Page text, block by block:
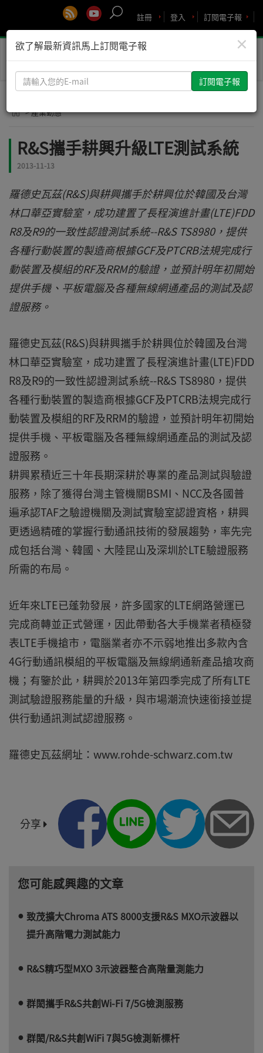
訂閱電子報
登入
註冊
Toggle
> 產業動態
R&S攜手耕興升級LTE測試系統
2013-11-13
羅德史瓦茲(R&S)與耕興攜手於耕興位於韓國及台灣
林口華亞實驗室，成功建置了長程演進計畫(LTE)FDD
R8及R9的一致性認證測試系統--R&S TS8980，提供
各種行動裝置的製造商根據GCF及PTCRB法規完成行
動裝置及模組的RF及RRM的驗證，並預計明年初開始
提供手機、平板電腦及各種無線網通產品的測試及認
證服務。
羅德史瓦茲(R&S)與耕興攜手於耕興位於韓國及台灣
林口華亞實驗室，成功建置了長程演進計畫(LTE)FDD
R8及R9的一致性認證測試系統--R&S TS8980，提供
各種行動裝置的製造商根據GCF及PTCRB法規完成行
動裝置及模組的RF及RRM的驗證，並預計明年初開始
提供手機、平板電腦及各種無線網通產品的測試及認
證服務。
耕興累積近三十年長期深耕於專業的產品測試與驗證
服務，除了獲得台灣主管機關BSMI、NCC及各國普
遍承認TAF之驗證機關及測試實驗室認證資格，耕興
更透過精確的掌握行動通訊技術的發展趨勢，率先完
成包括台灣、韓國、大陸昆山及深圳於LTE驗證服務
所需的布局。
近年來LTE已蓬勃發展，許多國家的LTE網路營運已
完成商轉並正式營運，因此帶動各大手機業者積極發
表LTE手機搶市，電腦業者亦不示弱地推出多款內含
4G行動通訊模組的平板電腦及無線網通新產品搶攻商
機；有鑒於此，耕興於2013年第四季完成了所有LTE
測試驗證服務能量的升級，與市場潮流快速銜接並提
供行動通訊測試認證服務。
羅德史瓦茲網址：www.rohde-schwarz.com.tw
分享
您可能感興趣的文章
致茂擴大Chroma ATS 8000支援R&S MXO示波器以
提升高階電力測試能力
R&S精巧型MXO 3示波器整合高階量測能力
群閎攜手R&S共創Wi-Fi 7/5G檢測服務
群閎/R&S共創WiFi 7與5G檢測新標杆
×
欲了解最新資訊馬上訂閱電子報
請
輸
您
E-
mail